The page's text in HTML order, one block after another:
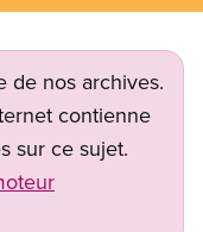
de nos archives.
contienne
sur ce sujet.